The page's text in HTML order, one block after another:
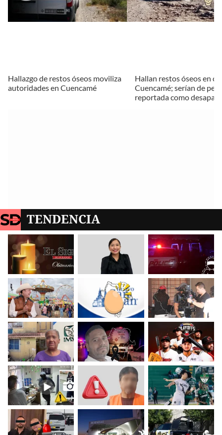
Hallazgo de restos óseos moviliza
autoridades en Cuencamé
Hallan restos óseos en
Cuencamé; serían de
reportada como
TENDENCIA